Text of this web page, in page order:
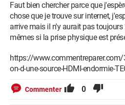
Faut bien chercher parce que
chose que je trouve sur internet,
arrive mais il n'y aurait pas
mêmes si la prise physique est
https://
on-d-une-source-HDMI-endormie-
Commenter 0